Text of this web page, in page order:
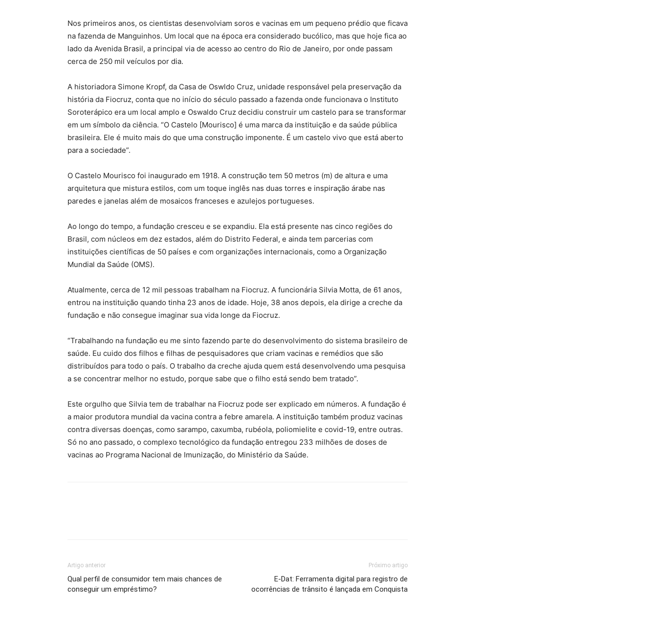
Nos primeiros anos, os cientistas desenvolviam soros e vacinas em um pequeno prédio que ficava
na fazenda de Manguinhos. Um local que na época era considerado bucólico, mas que hoje fica ao
lado da Avenida Brasil, a principal via de acesso ao centro do Rio de Janeiro, por onde passam
cerca de 250 mil veículos por dia.
A historiadora Simone Kropf, da Casa de Oswldo Cruz, unidade responsável pela preservação da
história da Fiocruz, conta que no início do século passado a fazenda onde funcionava o Instituto
Soroterápico era um local amplo e Oswaldo Cruz decidiu construir um castelo para se transformar
em um símbolo da ciência. “O Castelo [Mourisco] é uma marca da instituição e da saúde pública
brasileira. Ele é muito mais do que uma construção imponente. É um castelo vivo que está aberto
para a sociedade”.
O Castelo Mourisco foi inaugurado em 1918. A construção tem 50 metros (m) de altura e uma
arquitetura que mistura estilos, com um toque inglês nas duas torres e inspiração árabe nas
paredes e janelas além de mosaicos franceses e azulejos portugueses.
Ao longo do tempo, a fundação cresceu e se expandiu. Ela está presente nas cinco regiões do
Brasil, com núcleos em dez estados, além do Distrito Federal, e ainda tem parcerias com
instituições científicas de 50 países e com organizações internacionais, como a Organização
Mundial da Saúde (OMS).
Atualmente, cerca de 12 mil pessoas trabalham na Fiocruz. A funcionária Silvia Motta, de 61 anos,
entrou na instituição quando tinha 23 anos de idade. Hoje, 38 anos depois, ela dirige a creche da
fundação e não consegue imaginar sua vida longe da Fiocruz.
“Trabalhando na fundação eu me sinto fazendo parte do desenvolvimento do sistema brasileiro de
saúde. Eu cuido dos filhos e filhas de pesquisadores que criam vacinas e remédios que são
distribuídos para todo o país. O trabalho da creche ajuda quem está desenvolvendo uma pesquisa
a se concentrar melhor no estudo, porque sabe que o filho está sendo bem tratado”.
Este orgulho que Silvia tem de trabalhar na Fiocruz pode ser explicado em números. A fundação é
a maior produtora mundial da vacina contra a febre amarela. A instituição também produz vacinas
contra diversas doenças, como sarampo, caxumba, rubéola, poliomielite e covid-19, entre outras.
Só no ano passado, o complexo tecnológico da fundação entregou 233 milhões de doses de
vacinas ao Programa Nacional de Imunização, do Ministério da Saúde.
Artigo anterior
Qual perfil de consumidor tem mais chances de
conseguir um empréstimo?
Próximo artigo
E-Dat: Ferramenta digital para registro de
ocorrências de trânsito é lançada em Conquista